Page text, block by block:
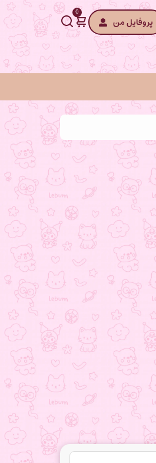
0
پروفایل من